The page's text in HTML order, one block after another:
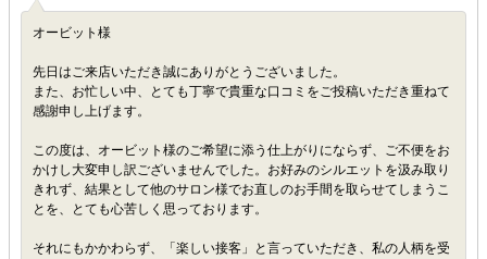
オービット様
先日はご来店いただき誠にありがとうございました。
また、お忙しい中、とても丁寧で貴重な口コミをご投稿いただき重ねて
感謝申し上げます。
この度は、オービット様のご希望に添う仕上がりにならず、ご不便をお
かけし大変申し訳ございませんでした。お好みのシルエットを汲み取り
きれず、結果として他のサロン様でお直しのお手間を取らせてしまうこ
とを、とても心苦しく思っております。
それにもかかわらず、「楽しい接客」と言っていただき、私の人柄を受